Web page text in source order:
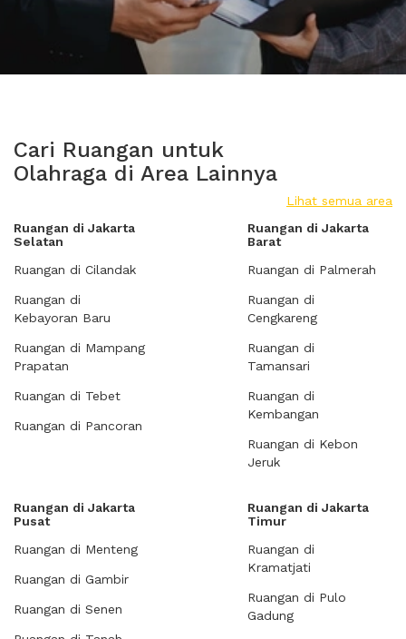
Cari Ruangan untuk
Olahraga di Area Lainnya
Lihat semua area
Ruangan di Jakarta
Selatan
Ruangan di Cilandak
Ruangan di
Kebayoran Baru
Ruangan di Mampang
Prapatan
Ruangan di Tebet
Ruangan di Pancoran
Ruangan di Jakarta
Barat
Ruangan di Palmerah
Ruangan di
Cengkareng
Ruangan di
Tamansari
Ruangan di
Kembangan
Ruangan di Kebon
Jeruk
Ruangan di Jakarta
Pusat
Ruangan di Menteng
Ruangan di Gambir
Ruangan di Senen
Ruangan di Jakarta
Timur
Ruangan di
Kramatjati
Ruangan di Pulo
Gadung